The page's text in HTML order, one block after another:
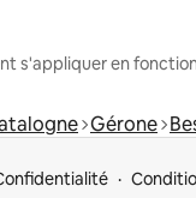
s'appliquer en
Gérone